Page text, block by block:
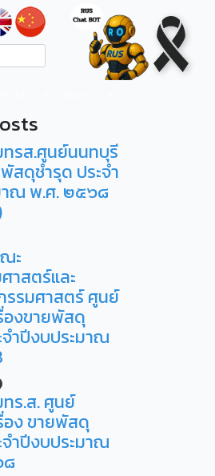
ทรส.ศูนย์นนทบุรี
สดุชำรุด ประจำ
าณ พ.ศ. ๒๕๖๘
ะ
าสตร์และ
รมศาสตร์ ศูนย์
องขายพัสดุ
ำปีงบประมาณ
ร.ส. ศูนย์
อง ขายพัสดุ
ำปีงบประมาณ